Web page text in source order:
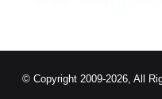
© Copyright 2009-2026, All